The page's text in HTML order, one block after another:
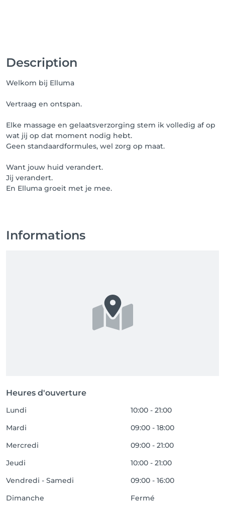
Description
Welkom bij Elluma
Vertraag en ontspan.
Elke massage en gelaatsverzorging stem ik volledig af op
wat jij op dat moment nodig hebt.
Geen standaardformules, wel zorg op maat.
Want jouw huid verandert.
Jij verandert.
En Elluma groeit met je mee.
Informations
Heures d'ouverture
Lundi
10:00 - 21:00
Mardi
09:00 - 18:00
Mercredi
09:00 - 21:00
Jeudi
10:00 - 21:00
Vendredi - Samedi
09:00 - 16:00
Dimanche
Fermé